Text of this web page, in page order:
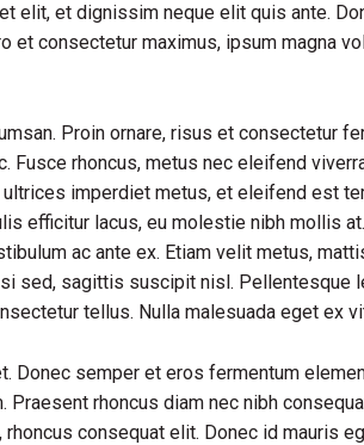
elit, et dignissim neque elit quis ante.
et consectetur maximus, ipsum magna
Proin ornare, risus et consectetur
Fusce rhoncus, metus nec eleifend
imperdiet metus, et eleifend est
efficitur lacus, eu molestie nibh mollis
ac ante ex. Etiam velit metus,
sed, sagittis suscipit nisl. Pellentesque
tellus. Nulla malesuada eget ex
Donec semper et eros fermentum
rhoncus diam nec nibh
consequat elit. Donec id mauris